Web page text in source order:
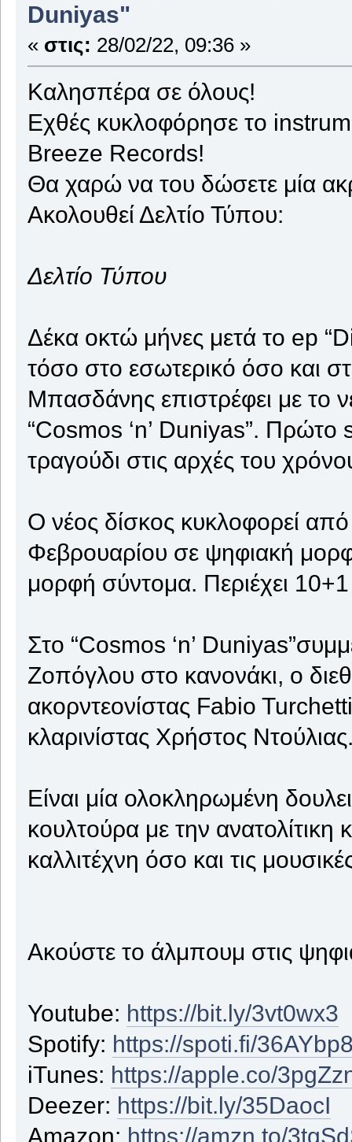
Duniyas"
« στις: 28/02/22, 09:36 »
Καλησπέρα σε όλους!
Εχθές κυκλοφόρησε το
Breeze Records!
Θα χαρώ να του δώσετε μία
Ακολουθεί Δελτίο Τύπου:
Δελτίο Τύπου
Δέκα οκτώ μήνες μετά το ep
τόσο στο εσωτερικό όσο και
Μπασδάνης επιστρέφει με το
“Cosmos ‘n’ Duniyas”.
τραγούδι στις αρχές του
Ο νέος δίσκος κυκλοφορεί
Φεβρουαρίου σε ψηφιακή
μορφή σύντομα. Περιέχει 10+1
Στο “Cosmos ‘n’
Ζοπόγλου στο κανονάκι, ο
ακορντεονίστας Fabio
κλαρινίστας Χρήστος
Είναι μία ολοκληρωμένη
κουλτούρα με την
καλλιτέχνη όσο και τις
Ακούστε το άλμπουμ στις
Youtube: https://bit.ly/3vt0wx3
Spotify: https://spoti.fi/
iTunes: https://apple.co/
Deezer: https://bit.ly/35DaocI
Amazon: https://amzn.to/